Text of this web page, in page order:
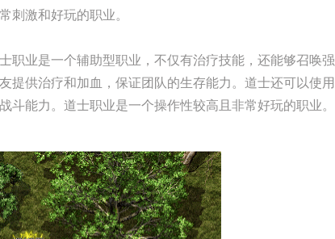
刺激和好玩的职业。
职业是一个辅助型职业，不仅有治疗技能，还能够召唤强
提供治疗和加血，保证团队的生存能力。道士还可以使用
能力。道士职业是一个操作性较高且非常好玩的职业。